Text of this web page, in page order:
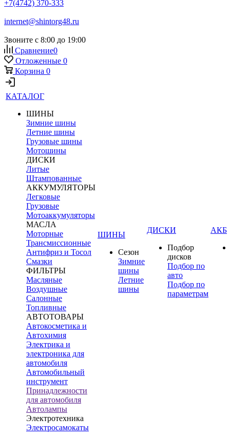
+7(4742) 370-333
internet@shintorg48.ru
Звоните с 8:00 до 19:00
Сравнение0
Отложенные 0
Корзина 0
КАТАЛОГ
ШИНЫ
Зимние шины
Летние шины
Грузовые шины
Мотошины
ДИСКИ
Литые
Штампованные
АККУМУЛЯТОРЫ
Легковые
Грузовые
Мотоаккумуляторы
МАСЛА
Моторные
Трансмиссионные
Антифриз и Тосол
Смазки
ФИЛЬТРЫ
Масляные
Воздушные
Салонные
Топливные
АВТОТОВАРЫ
Автокосметика и
Автохимия
Электрика и
электроника для
автомобиля
Автомобильный
инструмент
Принадлежности
для автомобиля
Автолампы
Электротехника
Электросамокаты
ШИНЫ
Сезон
Зимние
шины
Летние
шины
ДИСКИ
Подбор
дисков
Подбор по
авто
Подбор по
параметрам
АКБ